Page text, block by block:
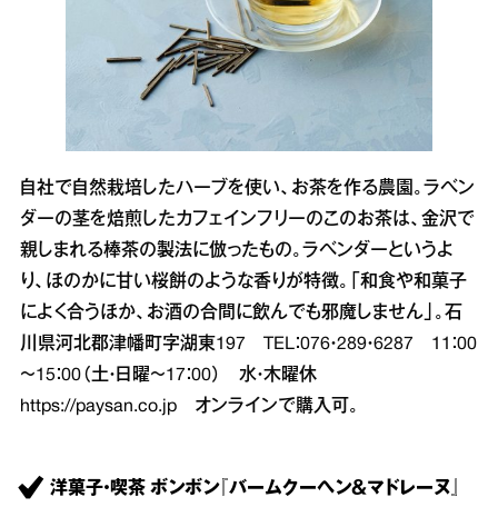
自社で自然栽培したハーブを使い、お茶を作る農園。ラベン
ダーの茎を焙煎したカフェインフリーのこのお茶は、金沢で
親しまれる棒茶の製法に倣ったもの。ラベンダーというよ
り、ほのかに甘い桜餅のような香りが特徴。「和食や和菓子
によく合うほか、お酒の合間に飲んでも邪魔しません」。石
川県河北郡津幡町字湖東197 TEL：076・289・6287 11：00
～15：00（土・日曜～17：00） 水・木曜休
https://paysan.co.jp オンラインで購入可。
洋菓子・喫茶 ボンボン『バームクーヘン＆マドレーヌ』